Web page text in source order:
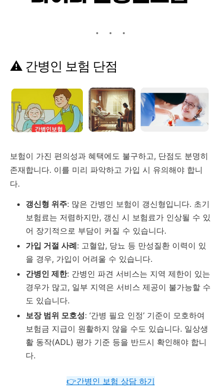
⚠ 간병인 보험 단점
보험이 가진 편의성과 혜택에도 불구하고, 단점도 분명히
존재합니다. 이를 미리 파악하고 가입 시 유의해야 합니
다.
갱신형 위주: 많은 간병인 보험이 갱신형입니다. 초기
보험료는 저렴하지만, 갱신 시 보험료가 인상될 수 있
어 장기적으로 부담이 커질 수 있습니다.
가입 거절 사례: 고혈압, 당뇨 등 만성질환 이력이 있
을 경우, 가입이 어려울 수 있습니다.
간병인 제한: 간병인 파견 서비스는 지역 제한이 있는
경우가 많고, 일부 지역은 서비스 제공이 불가능할 수
도 있습니다.
보장 범위 모호성: ‘간병 필요 인정’ 기준이 모호하여
보험금 지급이 원활하지 않을 수도 있습니다. 일상생
활 동작(ADL) 평가 기준 등을 반드시 확인해야 합니
다.
👉간병인 보험 상담 하기